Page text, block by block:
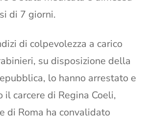
di 7 giorni.
di colpevolezza a carico
su disposizione della
lo hanno arrestato e
il carcere di Regina Coeli,
di Roma ha convalidato